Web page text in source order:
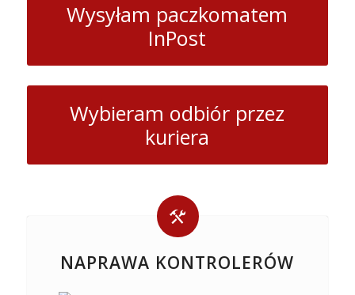
Wysyłam paczkomatem
InPost
Wybieram odbiór przez
kuriera
NAPRAWA KONTROLERÓW